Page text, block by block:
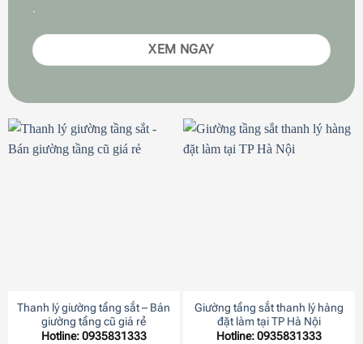
.
XEM NGAY
Thanh lý giường tầng sắt – Bán
giường tầng cũ giá rẻ
Hotline: 0935831333
Giường tầng sắt thanh lý hàng
đặt làm tại TP Hà Nội
Hotline: 0935831333